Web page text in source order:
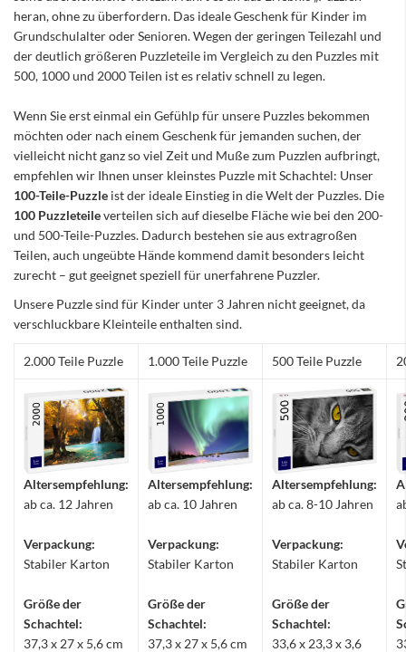
heran, ohne zu überfordern. Das ideale Geschenk für Kinder im
Grundschulalter oder Senioren. Wegen der geringen Teilezahl und
der deutlich größeren Puzzleteile im Vergleich zu den Puzzles mit
500, 1000 und 2000 Teilen ist es relativ schnell zu legen.
Wenn Sie erst einmal ein Gefühlp für unsere Puzzles bekommen
möchten oder nach einem Geschenk für jemanden suchen, der
vielleicht nicht ganz so viel Zeit und Muße zum Puzzlen aufbringt,
empfehlen wir Ihnen unser kleinstes Puzzle mit Schachtel: Unser
100-Teile-Puzzle ist der ideale Einstieg in die Welt der Puzzles. Die
100 Puzzleteileverteilen sich auf dieselbe Fläche wie bei den 200-
und 500-Teile-Puzzles. Dadurch bestehen sie aus extragroßen
Teilen, auch ungeübte Hände kommend damit besonders leicht
zurecht – gut geeignet speziell für unerfahrene Puzzler.
Unsere Puzzle sind für Kinder unter 3 Jahren nicht geeignet, da
verschluckbare Kleinteile enthalten sind.
2.000 Teile Puzzle 1.000 Teile Puzzle 500 Teile Puzzle
Altersempfehlung:
ab ca. 12 Jahren
Verpackung:
Stabiler Karton
Größe der
Schachtel:
37,3 x 27 x 5,6 cm
Altersempfehlung:
ab ca. 10 Jahren
Verpackung:
Stabiler Karton
Größe der
Schachtel:
37,3 x 27 x 5,6 cm
Altersempfehlung:
ab ca. 8-10 Jahren
Verpackung:
Stabiler Karton
Größe der
Schachtel:
33,6 x 23,3 x 3,6